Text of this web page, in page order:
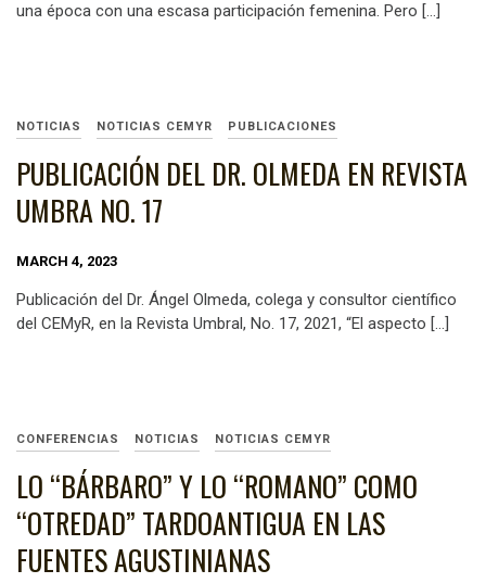
una época con una escasa participación femenina. Pero […]
NOTICIAS NOTICIAS CEMYR PUBLICACIONES
PUBLICACIÓN DEL DR. OLMEDA EN REVISTA
UMBRA NO. 17
MARCH 4, 2023
Publicación del Dr. Ángel Olmeda, colega y consultor científico
del CEMyR, en la Revista Umbral, No. 17, 2021, “El aspecto […]
CONFERENCIAS NOTICIAS NOTICIAS CEMYR
LO “BÁRBARO” Y LO “ROMANO” COMO
“OTREDAD” TARDOANTIGUA EN LAS
FUENTES AGUSTINIANAS